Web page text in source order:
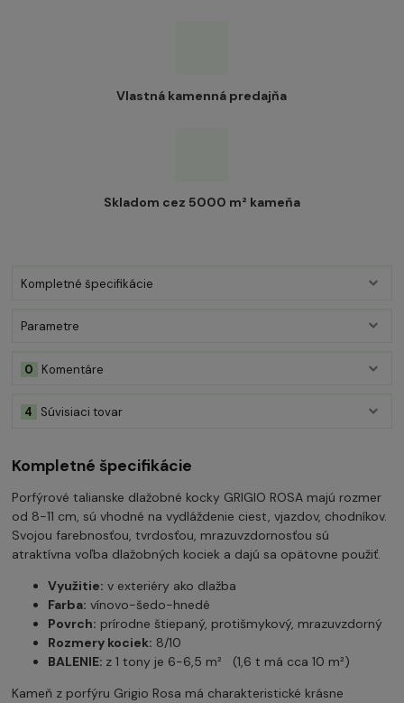
Vlastná kamenná predajňa
Skladom cez 5000 m² kameňa
Kompletné špecifikácie
Parametre
Komentáre
0
Súvisiaci tovar
4
Kompletné špecifikácie
Porfýrové talianske dlažobné kocky GRIGIO ROSA majú rozmer
od 8-11 cm, sú vhodné na vydláždenie ciest, vjazdov, chodníkov.
Svojou farebnosťou, tvrdosťou, mrazuvzdornosťou sú
atraktívna voľba dlažobných kociek a dajú sa opätovne použiť.
Využitie: v exteriéry ako dlažba
Farba: vínovo-šedo-hnedé
Povrch: prírodne štiepaný, protišmykový, mrazuvzdorný
Rozmery kociek: 8/10
BALENIE: z 1 tony je 6-6,5 m² (1,6 t má cca 10 m²)
Kameň z porfýru Grigio Rosa má charakteristické krásne